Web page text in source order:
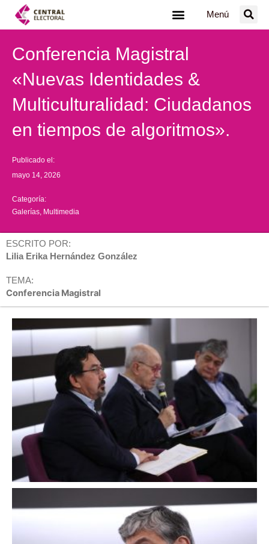
Menú
Conferencia Magistral
«Nuevas Identidades &
Multiculturalidad: Ciudadanos
en tiempos de algoritmos».
Publicado el:
mayo 14, 2026
Categoría:
Galerías Multimedia
ESCRITO POR:
Lilia Erika Hernández González
TEMA:
Conferencia Magistral